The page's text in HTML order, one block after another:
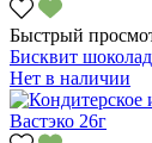
Быстрый
Бисквит
Нет в наличии